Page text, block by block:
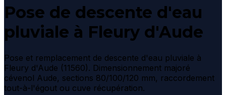
Pose de descente d'eau
pluviale à Fleury d'Aude
Pose et remplacement de descente d'eau pluviale à
Fleury d'Aude (11560). Dimensionnement majoré
cévenol Aude, sections 80/100/120 mm, raccordement
tout-à-l'égout ou cuve récupération.